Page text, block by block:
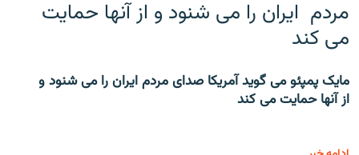
مردم ایران را می شنود و از آنها حمایت
می کند
مایک پمپئو می گوید آمریکا صدای مردم ایران را می شنود و
از آنها حمایت می کند